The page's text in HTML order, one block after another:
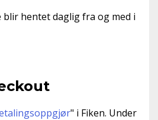
blir hentet daglig fra og med i
" i Fiken. Under